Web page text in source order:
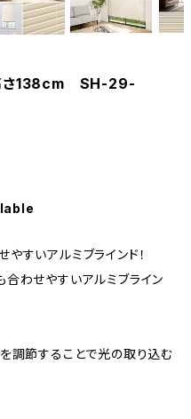
さ138cm SH-29-
すいアルミブラインド！
わせやすいアルミブライン
調節することで光の取り込む